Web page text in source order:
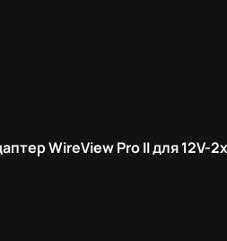
WireView Pro II для 12V-